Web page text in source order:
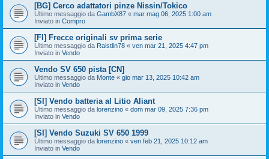
[BG] Cerco adattatori pinze Nissin/Tokico
Ultimo messaggio da GambX87 « mar mag 06, 2025 1:00 am
Inviato in Compro
[FI] Frecce originali sv prima serie
Ultimo messaggio da Raistlin78 « ven mar 21, 2025 4:47 pm
Inviato in Vendo
Vendo SV 650 pista [CN]
Ultimo messaggio da Monte « gio mar 13, 2025 10:42 am
Inviato in Vendo
[SI] Vendo batteria al Litio Aliant
Ultimo messaggio da lorenzino « dom mar 09, 2025 7:36 pm
Inviato in Vendo
[SI] Vendo Suzuki SV 650 1999
Ultimo messaggio da lorenzino « ven feb 21, 2025 10:12 am
Inviato in Vendo